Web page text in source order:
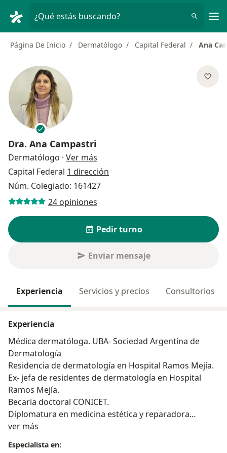
¿Qué estás buscando?
Página De Inicio Dermatólogo Capital Federal Ana
Dra. Ana Campastri
Dermatólogo · Ver más
Capital Federal 1 dirección
Núm. Colegiado: 161427
24 opiniones
Pedir turno
Enviar mensaje
Experiencia Servicios y precios Consultorios
Experiencia
Médica dermatóloga. UBA- Sociedad Argentina de
Dermatología
Residencia de dermatología en Hospital Ramos Mejía.
Ex- jefa de residentes de dermatología en Hospital
Ramos Mejía.
Becaria doctoral CONICET.
Diplomatura en medicina estética y reparadora
Diplomatura en dermato-oncología
ver más
Especialista en: